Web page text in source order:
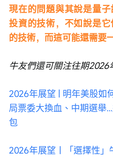
現在的問題與其說是量
投資的技術，不如說是
的技術，而這可能還需要
牛友們還可關注往期2026
2026年展望 | 明年美股如
局票委大換血、中期選舉
包
2026年展望｜「選擇性」